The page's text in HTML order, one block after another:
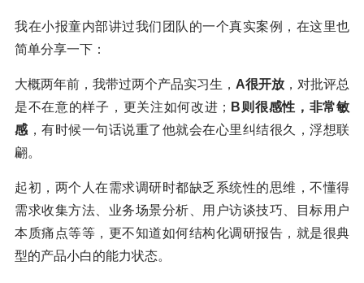
我在小报童内部讲过我们团队的一个真实案例，在这里也
简单分享一下：
大概两年前，我带过两个产品实习生， A很开放 ，对批评总
是不在意的样子，更关注如何改进； B则很感性，非常敏
感 ，有时候一句话说重了他就会在心里纠结很久，浮想联
翩。
起初，两个人在需求调研时都缺乏系统性的思维，不懂得
需求收集方法、业务场景分析、用户访谈技巧、目标用户
本质痛点等等，更不知道如何结构化调研报告，就是很典
型的产品小白的能力状态。